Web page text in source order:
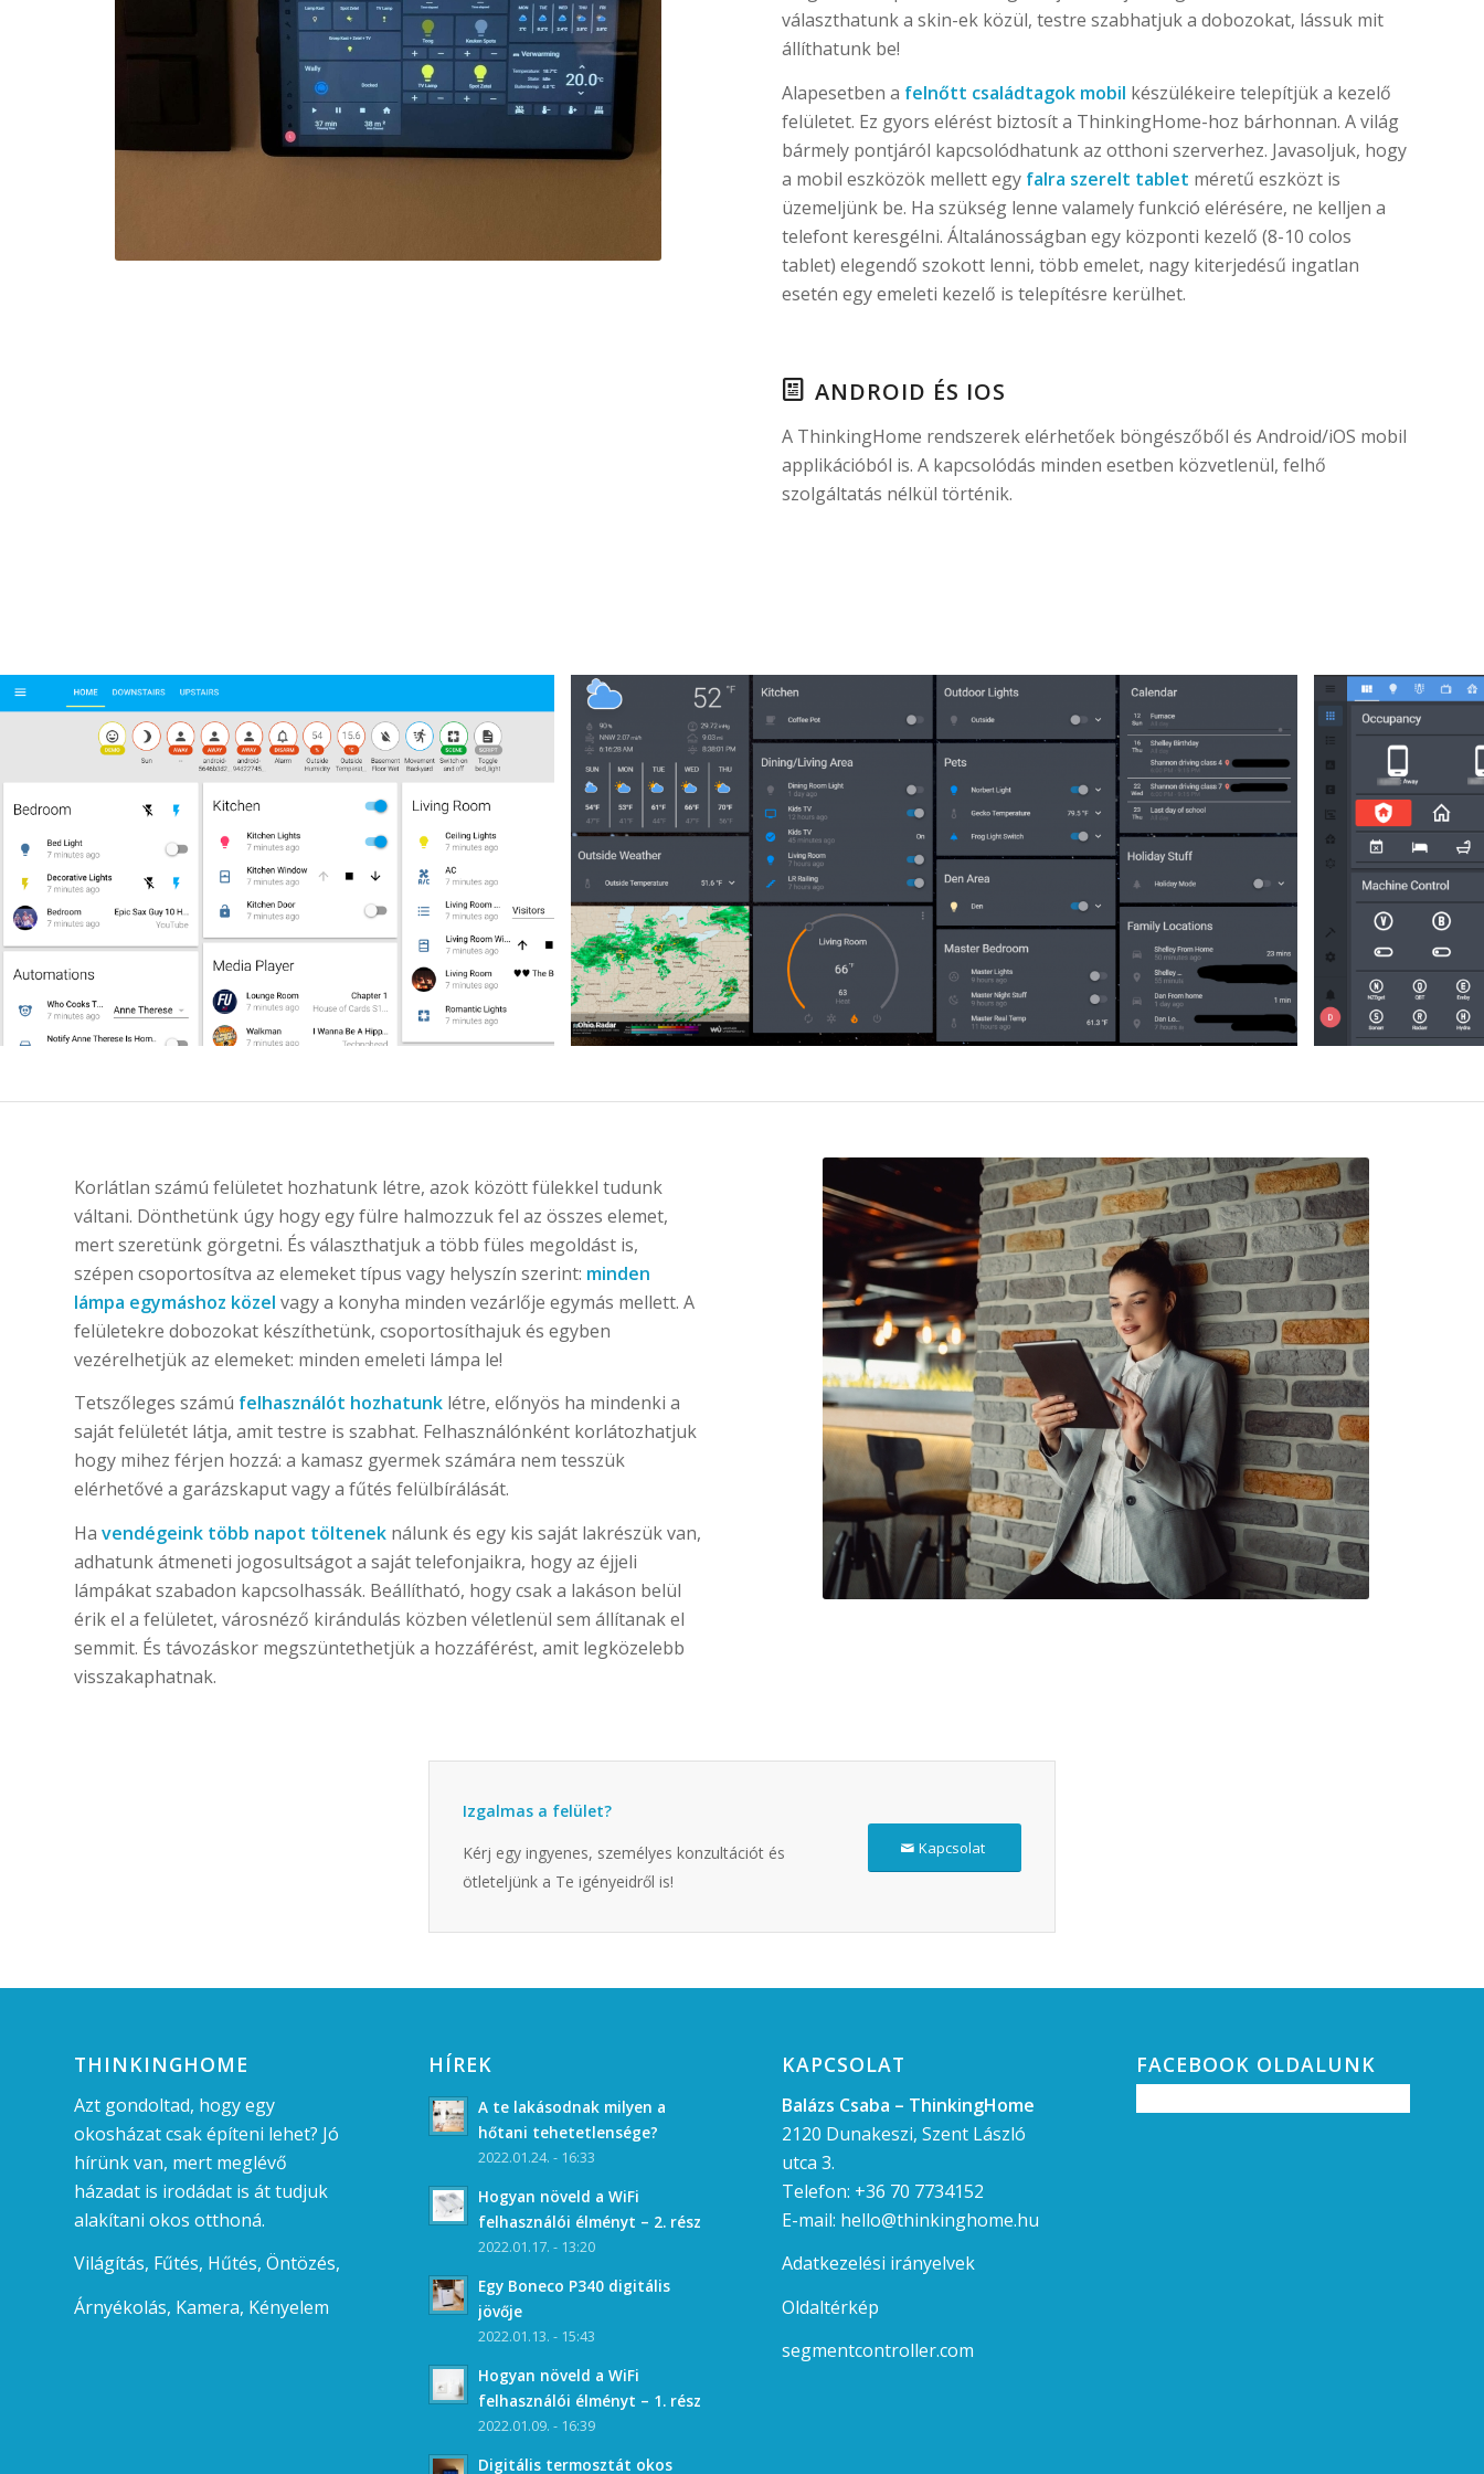
választhatunk a skin-ek közül, testre szabhatjuk a dobozokat, lássuk mit
állíthatunk be!
Alapesetben a felnőtt családtagok mobil készülékeire telepítjük a kezelő
felületet. Ez gyors elérést biztosít a ThinkingHome-hoz bárhonnan. A világ
bármely pontjáról kapcsolódhatunk az otthoni szerverhez. Javasoljuk, hogy
a mobil eszközök mellett egy falra szerelt tablet méretű eszközt is
üzemeljünk be. Ha szükség lenne valamely funkció elérésére, ne kelljen a
telefont keresgélni. Általánosságban egy központi kezelő (8-10 colos
tablet) elegendő szokott lenni, több emelet, nagy kiterjedésű ingatlan
esetén egy emeleti kezelő is telepítésre kerülhet.
ANDROID ÉS IOS
A ThinkingHome rendszerek elérhetőek böngészőből és Android/iOS mobil
applikációból is. A kapcsolódás minden esetben közvetlenül, felhő
szolgáltatás nélkül történik.
Korlátlan számú felületet hozhatunk létre, azok között fülekkel tudunk
váltani. Dönthetünk úgy hogy egy fülre halmozzuk fel az összes elemet,
mert szeretünk görgetni. És választhatjuk a több füles megoldást is,
szépen csoportosítva az elemeket típus vagy helyszín szerint: minden
lámpa egymáshoz közel vagy a konyha minden vezárlője egymás mellett. A
felületekre dobozokat készíthetünk, csoportosíthajuk és egyben
vezérelhetjük az elemeket: minden emeleti lámpa le!
Tetszőleges számú felhasználót hozhatunk létre, előnyös ha mindenki a
saját felületét látja, amit testre is szabhat. Felhasználónként korlátozhatjuk
hogy mihez férjen hozzá: a kamasz gyermek számára nem tesszük
elérhetővé a garázskaput vagy a fűtés felülbírálását.
Ha vendégeink több napot töltenek nálunk és egy kis saját lakrészük van,
adhatunk átmeneti jogosultságot a saját telefonjaikra, hogy az éjjeli
lámpákat szabadon kapcsolhassák. Beállítható, hogy csak a lakáson belül
érik el a felületet, városnéző kirándulás közben véletlenül sem állítanak el
semmit. És távozáskor megszüntethetjük a hozzáférést, amit legközelebb
visszakaphatnak.
Izgalmas a felület?
Kérj egy ingyenes, személyes konzultációt és
ötleteljünk a Te igényeidről is!
Kapcsolat
THINKINGHOME
Azt gondoltad, hogy egy
okosházat csak építeni lehet? Jó
hírünk van, mert meglévő
házadat is irodádat is át tudjuk
alakítani okos otthoná.
Világítás, Fűtés, Hűtés, Öntözés,
Árnyékolás, Kamera, Kényelem
HÍREK
A te lakásodnak milyen a
hőtani tehetetlensége?
2022.01.24. - 16:33
Hogyan növeld a WiFi
felhasználói élményt – 2. rész
2022.01.17. - 13:20
Egy Boneco P340 digitális
jövője
2022.01.13. - 15:43
Hogyan növeld a WiFi
felhasználói élményt – 1. rész
2022.01.09. - 16:39
Digitális termosztát okos
KAPCSOLAT
Balázs Csaba – ThinkingHome
2120 Dunakeszi, Szent László
utca 3.
Telefon: +36 70 7734152
E-mail: hello@thinkinghome.hu
Adatkezelési irányelvek
Oldaltérkép
segmentcontroller.com
FACEBOOK OLDALUNK